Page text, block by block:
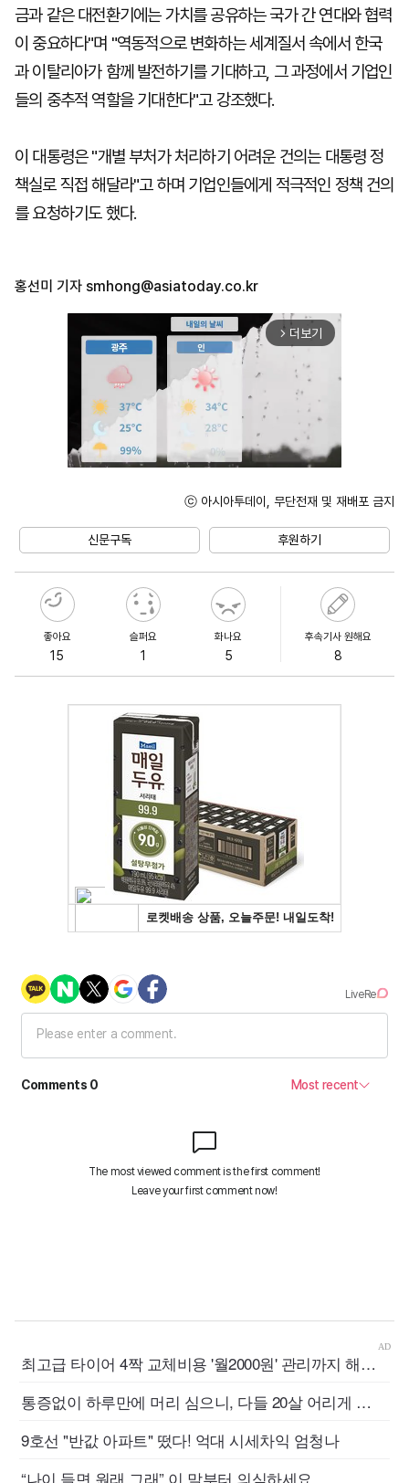
금과 같은 대전환기에는 가치를 공유하는 국가 간 연대와 협력
이 중요하다"며 "역동적으로 변화하는 세계질서 속에서 한국
과 이탈리아가 함께 발전하기를 기대하고, 그 과정에서 기업인
들의 중추적 역할을 기대한다"고 강조했다.
이 대통령은 "개별 부처가 처리하기 어려운 건의는 대통령 정
책실로 직접 해달라"고 하며 기업인들에게 적극적인 정책 건의
를 요청하기도 했다.
홍선미 기자 smhong@asiatoday.co.kr
arrow_forward_ios 더보기
ⓒ 아시아투데이, 무단전재 및 재배포 금지
신문구독 후원하기
좋아요
15
슬퍼요
1
화나요
5
후속기사 원해요
8